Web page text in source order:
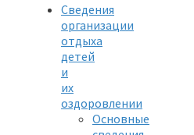
Сведения
организации
отдыха
детей
и
их
оздоровлении
Основные